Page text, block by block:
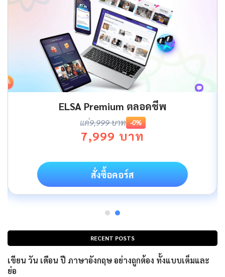
RECENT POSTS
เขียน วัน เดือน ปี ภาษาอังกฤษ อย่างถูกต้อง ทั้งแบบเต็มและ
ย่อ
ELSA Premium ตลอดชีพ
แค่9,999 บาท -0%
7,999 บาท
สั่งซื้อคอร์ส